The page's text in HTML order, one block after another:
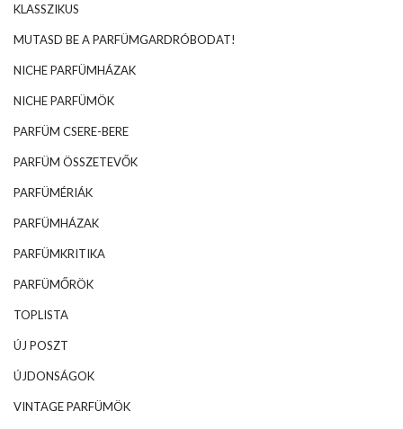
KLASSZIKUS
MUTASD BE A PARFÜMGARDRÓBODAT!
NICHE PARFÜMHÁZAK
NICHE PARFÜMÖK
PARFÜM CSERE-BERE
PARFÜM ÖSSZETEVŐK
PARFÜMÉRIÁK
PARFÜMHÁZAK
PARFÜMKRITIKA
PARFÜMŐRÖK
TOPLISTA
ÚJ POSZT
ÚJDONSÁGOK
VINTAGE PARFÜMÖK